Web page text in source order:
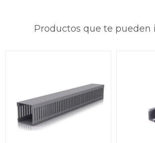
Productos que te pueden